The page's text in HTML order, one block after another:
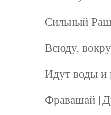
Сильный
Всюду,
Идут воды и
Фравашай